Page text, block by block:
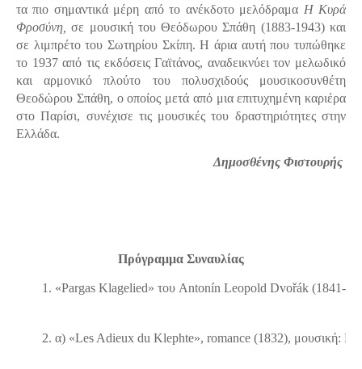
τα πιο σημαντικά μέρη από το ανέκδοτο μελόδραμα Η Κυρά
Φροσύνη,σε μουσική του Θεόδωρου Σπάθη (1883-1943) και
σε λιμπρέτο του Σωτηρίου Σκίπη. Η άρια αυτή που τυπώθηκε
το 1937 από τις εκδόσεις Γαϊτάνος, αναδεικνύει τον μελωδικό
και αρμονικό πλούτο του πολυσχιδούς μουσικοσυνθέτη
Θεοδώρου Σπάθη, ο οποίος μετά από μια επιτυχημένη καριέρα
στο Παρίσι, συνέχισε τις μουσικές του δραστηριότητες στην
Ελλάδα.
Δημοσθένης Φιστουρής
Πρόγραμμα Συναυλίας
«Pargas Klagelied» του Antonín Leopold Dvořák (1841-
α) «Les Adieux du Klephte», romance (1832), μουσική: